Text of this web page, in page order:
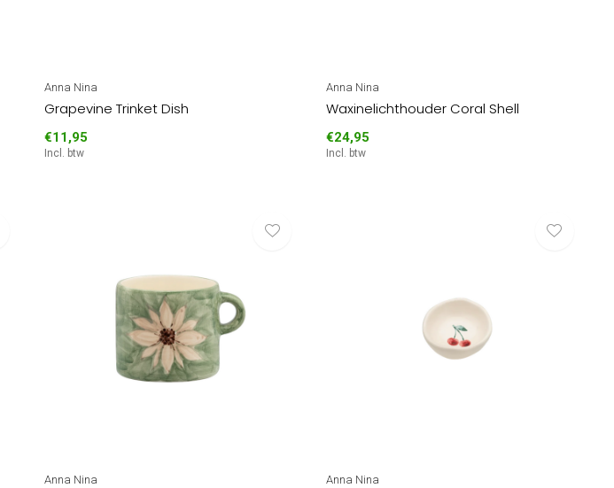
Anna Nina
Grapevine Trinket Dish
€11,95
Incl. btw
Anna Nina
Waxinelichthouder Coral Shell
€24,95
Incl. btw
Anna Nina Anna Nina